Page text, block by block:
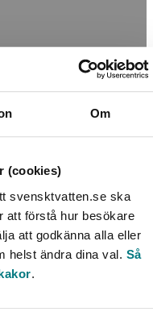
Om
(cookies)
svensktvatten.se ska
att förstå hur besökare
att godkänna alla eller
helst ändra dina val. Så
.